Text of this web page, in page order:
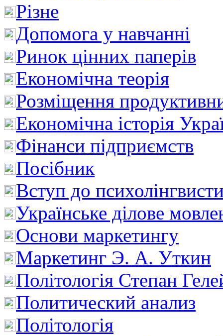
Різне
Допомога у навчанні
Ринок цінних паперів
Економічна теорія
Розміщення
Економічна історія
Фінанси підприємств
Посібник
Вступ до
Українське ділове
Основи маркетингу
Маркетинг Э. А. Уткин
Політологія Степан
Политический анализ
Політологія